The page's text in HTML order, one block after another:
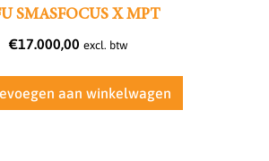
SMASFOCUS X MPT
€17.000,00 excl. btw
aan winkelwagen